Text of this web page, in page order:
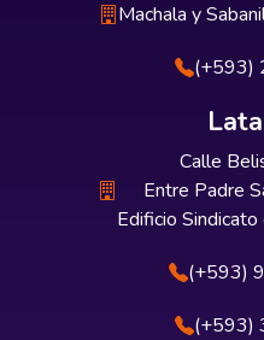
Machala y
(+593)
Calle
Entre Padre
Edificio
(+593)
(+593)